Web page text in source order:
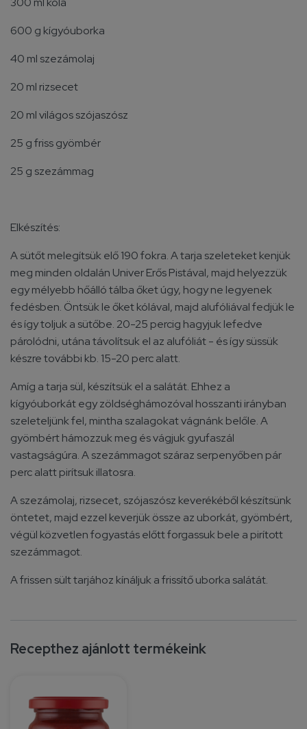
600 g kígyóuborka
40 ml szezámolaj
20 ml rizsecet
20 ml világos szójaszósz
25 g friss gyömbér
25 g szezámmag
Elkészítés:
A sütőt melegítsük elő 190 fokra. A tarja szeleteket kenjük
meg minden oldalán Univer Erős Pistával, majd helyezzük
egy mélyebb hőálló tálba őket úgy, hogy ne legyenek
fedésben. Öntsük le őket kólával, majd alufóliával fedjük le
és így toljuk a sütőbe. 20-25 percig hagyjuk lefedve
párolódni, utána távolítsuk el az alufóliát - és így süssük
készre további kb. 15-20 perc alatt.
Amíg a tarja sül, készítsük el a salátát. Ehhez a
kígyóuborkát egy zöldséghámozóval hosszanti irányban
szeleteljünk fel, mintha szalagokat vágnánk belőle. A
gyömbért hámozzuk meg és vágjuk gyufaszál
vastagságúra. A szezámmagot száraz serpenyőben pár
perc alatt pirítsuk illatosra.
A szezámolaj, rizsecet, szójaszósz keverékéből készítsünk
öntetet, majd ezzel keverjük össze az uborkát, gyömbért,
végül közvetlen fogyastás előtt forgassuk bele a pirított
szezámmagot.
A frissen sült tarjához kínáljuk a frissítő uborka salátát.
Recepthez ajánlott termékeink